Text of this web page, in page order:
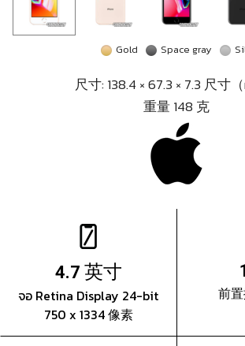
Gold Space gray
尺寸: 138.4 × 67.3 × 7.3 尺寸（
重量 148 克
4.7 英寸
จอ Retina Display 24-bit
750 x 1334 像素
前